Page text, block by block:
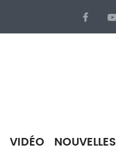
VIDÉO NOUVELLES